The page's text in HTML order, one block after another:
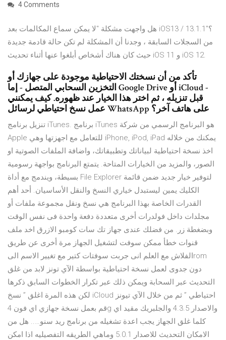
4 Comments
هل واجهت مشكلة "لا يمكن سماع المكالمات بعد iOS13 / 13.1.1"؟
من السجلات السابقة ، وجدنا أن المشكلة لم تكن حالة قادمة جديدة
حيث كان هناك أشخاص أبلغوا عنها أثناء تحديث iOS 11 و iOS 12.
تأكد من أن نسختك الاحتياطية موجودة على جهازك أو
التخزين السحابي المتصل - إما Google Drive أو iCloud -
قبل تنزيله ، ثم اختر هذا الخيار عند ظهوره. كيف يمكنني
عمل نسخ احتياطي لرسائل WhatsApp على هاتف آخر؟
تنزيل برنامج iTunes. برنامج iTunes هو البرنامج الرسمي من شركة
Apple للتعامل مع اجهزتها وهي iPhone, iPod, iPad يمكنك من خلاله
اخذ نسخة احتياطية لبياناتك وتطبيقاتك، واضافة الملفات الصوتية او
الصور، والمزيد من الخيارات المتاحة. يتمتع البرنامج بواجهة رسومية
بسيطة، ويندمج مع أداة File Explorer لتوفير خيار جديد ضمن قائمة
الكليك يمين ليستبدل خياري النسخ والنقل الأساسيان. أحد أهم
القدرات الخاصة بهذا البرنامج هي نسخ ونقل مجموعة ملفات أو
مجلدات داخل فولدرات أخرى متعددة دفعة واحدة فى نفس الوقت
وبضغطة زر. من فضلك عندى جهاز تك سات كومبو الازرق اخد ملف
قنوات خطأ ممكن سوفت لتشغيل الجهاز مرة أخرى عن طريق
الفلاش مع العلم انى جربت سوفتات كتير مع تغيير الاسم الىrom
دون جدوى لعمل نسخة احتياطية بواسطة الآي تونز لابد من غلق
التحديث عبر السحابة ويمكن ذلك عبر تكرار الخطوات السابق ذكرها
لكن هذه المرة اغلق ” نسخ iCloud احتياطي ” ثم من خلال الآي تيونز
قم بعمل نسخة جهازي اي فون 4g والاصدار 4.3.5 والجلبريك مقيد اي
كلما غلق الجهاز يجب اعدة تشغيله من برنامج ريد سنو….. هل من
الامكان التحديث للاصدار 5.0.1 وماهي الطريقه التفصيليه اذا امكن